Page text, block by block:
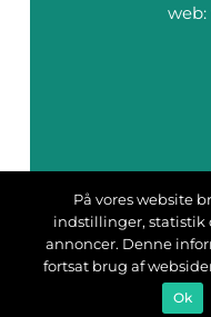
web:
På vores website
indstillinger, statistik
annoncer. Denne
fortsat brug af
Ok